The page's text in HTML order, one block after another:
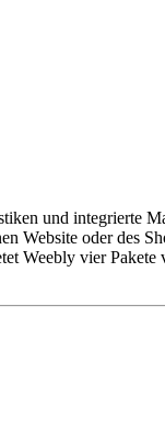
und integrierte
oder des
Weebly vier